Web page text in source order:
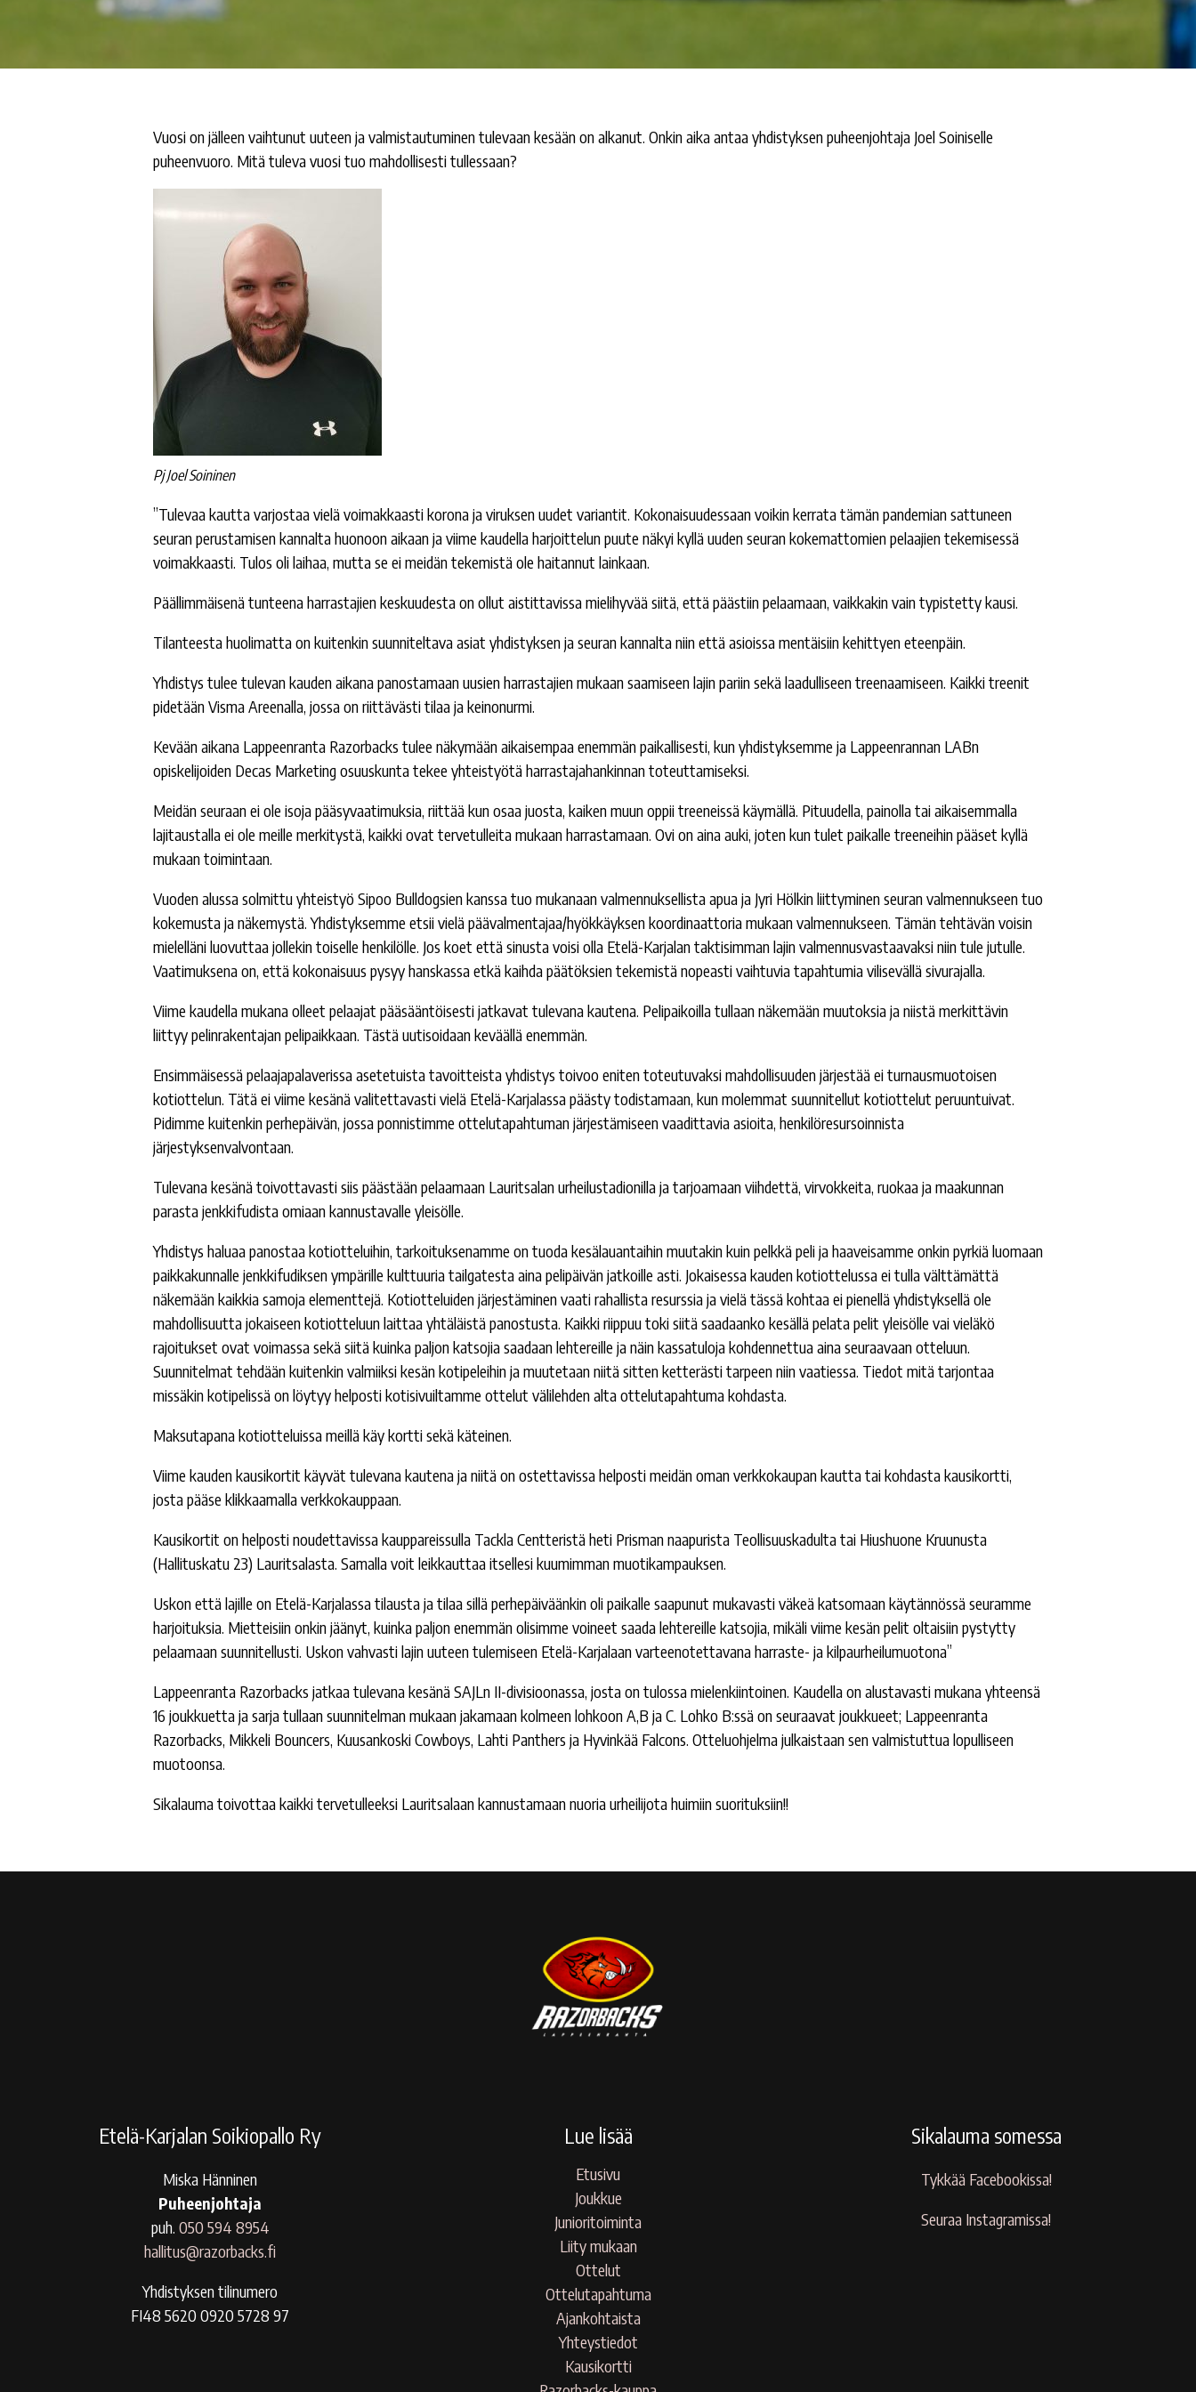
Vuosi on jälleen vaihtunut uuteen ja valmistautuminen tulevaan kesään on alkanut. Onkin aika antaa yhdistyksen puheenjohtaja Joel Soiniselle
puheenvuoro. Mitä tuleva vuosi tuo mahdollisesti tullessaan?
Pj Joel Soininen
”Tulevaa kautta varjostaa vielä voimakkaasti korona ja viruksen uudet variantit. Kokonaisuudessaan voikin kerrata tämän pandemian sattuneen
seuran perustamisen kannalta huonoon aikaan ja viime kaudella harjoittelun puute näkyi kyllä uuden seuran kokemattomien pelaajien tekemisessä
voimakkaasti. Tulos oli laihaa, mutta se ei meidän tekemistä ole haitannut lainkaan.
Päällimmäisenä tunteena harrastajien keskuudesta on ollut aistittavissa mielihyvää siitä, että päästiin pelaamaan, vaikkakin vain typistetty kausi.
Tilanteesta huolimatta on kuitenkin suunniteltava asiat yhdistyksen ja seuran kannalta niin että asioissa mentäisiin kehittyen eteenpäin.
Yhdistys tulee tulevan kauden aikana panostamaan uusien harrastajien mukaan saamiseen lajin pariin sekä laadulliseen treenaamiseen. Kaikki treenit
pidetään Visma Areenalla, jossa on riittävästi tilaa ja keinonurmi.
Kevään aikana Lappeenranta Razorbacks tulee näkymään aikaisempaa enemmän paikallisesti, kun yhdistyksemme ja Lappeenrannan LABn
opiskelijoiden Decas Marketing osuuskunta tekee yhteistyötä harrastajahankinnan toteuttamiseksi.
Meidän seuraan ei ole isoja pääsyvaatimuksia, riittää kun osaa juosta, kaiken muun oppii treeneissä käymällä. Pituudella, painolla tai aikaisemmalla
lajitaustalla ei ole meille merkitystä, kaikki ovat tervetulleita mukaan harrastamaan. Ovi on aina auki, joten kun tulet paikalle treeneihin pääset kyllä
mukaan toimintaan.
Vuoden alussa solmittu yhteistyö Sipoo Bulldogsien kanssa tuo mukanaan valmennuksellista apua ja Jyri Hölkin liittyminen seuran valmennukseen tuo
kokemusta ja näkemystä. Yhdistyksemme etsii vielä päävalmentajaa/hyökkäyksen koordinaattoria mukaan valmennukseen. Tämän tehtävän voisin
mielelläni luovuttaa jollekin toiselle henkilölle. Jos koet että sinusta voisi olla Etelä-Karjalan taktisimman lajin valmennusvastaavaksi niin tule jutulle.
Vaatimuksena on, että kokonaisuus pysyy hanskassa etkä kaihda päätöksien tekemistä nopeasti vaihtuvia tapahtumia vilisevällä sivurajalla.
Viime kaudella mukana olleet pelaajat pääsääntöisesti jatkavat tulevana kautena. Pelipaikoilla tullaan näkemään muutoksia ja niistä merkittävin
liittyy pelinrakentajan pelipaikkaan. Tästä uutisoidaan keväällä enemmän.
Ensimmäisessä pelaajapalaverissa asetetuista tavoitteista yhdistys toivoo eniten toteutuvaksi mahdollisuuden järjestää ei turnausmuotoisen
kotiottelun. Tätä ei viime kesänä valitettavasti vielä Etelä-Karjalassa päästy todistamaan, kun molemmat suunnitellut kotiottelut peruuntuivat.
Pidimme kuitenkin perhepäivän, jossa ponnistimme ottelutapahtuman järjestämiseen vaadittavia asioita, henkilöresursoinnista
järjestyksenvalvontaan.
Tulevana kesänä toivottavasti siis päästään pelaamaan Lauritsalan urheilustadionilla ja tarjoamaan viihdettä, virvokkeita, ruokaa ja maakunnan
parasta jenkkifudista omiaan kannustavalle yleisölle.
Yhdistys haluaa panostaa kotiotteluihin, tarkoituksenamme on tuoda kesälauantaihin muutakin kuin pelkkä peli ja haaveisamme onkin pyrkiä luomaan
paikkakunnalle jenkkifudiksen ympärille kulttuuria tailgatesta aina pelipäivän jatkoille asti. Jokaisessa kauden kotiottelussa ei tulla välttämättä
näkemään kaikkia samoja elementtejä. Kotiotteluiden järjestäminen vaati rahallista resurssia ja vielä tässä kohtaa ei pienellä yhdistyksellä ole
mahdollisuutta jokaiseen kotiotteluun laittaa yhtäläistä panostusta. Kaikki riippuu toki siitä saadaanko kesällä pelata pelit yleisölle vai vieläkö
rajoitukset ovat voimassa sekä siitä kuinka paljon katsojia saadaan lehtereille ja näin kassatuloja kohdennettua aina seuraavaan otteluun.
Suunnitelmat tehdään kuitenkin valmiiksi kesän kotipeleihin ja muutetaan niitä sitten ketterästi tarpeen niin vaatiessa. Tiedot mitä tarjontaa
missäkin kotipelissä on löytyy helposti kotisivuiltamme ottelut välilehden alta ottelutapahtuma kohdasta.
Maksutapana kotiotteluissa meillä käy kortti sekä käteinen.
Viime kauden kausikortit käyvät tulevana kautena ja niitä on ostettavissa helposti meidän oman verkkokaupan kautta tai kohdasta kausikortti,
josta pääse klikkaamalla verkkokauppaan.
Kausikortit on helposti noudettavissa kauppareissulla Tackla Centteristä heti Prisman naapurista Teollisuuskadulta tai Hiushuone Kruunusta
(Hallituskatu 23) Lauritsalasta. Samalla voit leikkauttaa itsellesi kuumimman muotikampauksen.
Uskon että lajille on Etelä-Karjalassa tilausta ja tilaa sillä perhepäiväänkin oli paikalle saapunut mukavasti väkeä katsomaan käytännössä seuramme
harjoituksia. Mietteisiin onkin jäänyt, kuinka paljon enemmän olisimme voineet saada lehtereille katsojia, mikäli viime kesän pelit oltaisiin pystytty
pelaamaan suunnitellusti. Uskon vahvasti lajin uuteen tulemiseen Etelä-Karjalaan varteenotettavana harraste- ja kilpaurheilumuotona”
Lappeenranta Razorbacks jatkaa tulevana kesänä SAJLn II-divisioonassa, josta on tulossa mielenkiintoinen. Kaudella on alustavasti mukana yhteensä
16 joukkuetta ja sarja tullaan suunnitelman mukaan jakamaan kolmeen lohkoon A,B ja C. Lohko B:ssä on seuraavat joukkueet; Lappeenranta
Razorbacks, Mikkeli Bouncers, Kuusankoski Cowboys, Lahti Panthers ja Hyvinkää Falcons. Otteluohjelma julkaistaan sen valmistuttua lopulliseen
muotoonsa.
Sikalauma toivottaa kaikki tervetulleeksi Lauritsalaan kannustamaan nuoria urheilijota huimiin suorituksiin!!
Etelä-Karjalan Soikiopallo Ry
Miska Hänninen
Puheenjohtaja
puh. 050 594 8954
hallitus@razorbacks.fi
Yhdistyksen tilinumero
FI48 5620 0920 5728 97
Lue lisää
Etusivu
Joukkue
Junioritoiminta
Liity mukaan
Ottelut
Ottelutapahtuma
Ajankohtaista
Yhteystiedot
Kausikortti
Sikalauma somessa
Tykkää Facebookissa!
Seuraa Instagramissa!